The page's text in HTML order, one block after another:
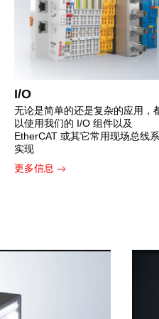
I/O
无论是简单的还是复杂的应用，
以使用我们的 I/O 组件以及
EtherCAT 或其它常用现场总线
实现
更多信息